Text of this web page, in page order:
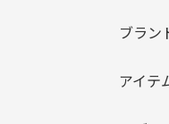
ブラン
アイテ